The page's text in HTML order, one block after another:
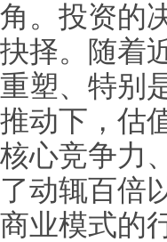
角。投资的
抉择。随着
重塑、特别
推动下，估
核心竞争力
了动辄百倍
商业模式的